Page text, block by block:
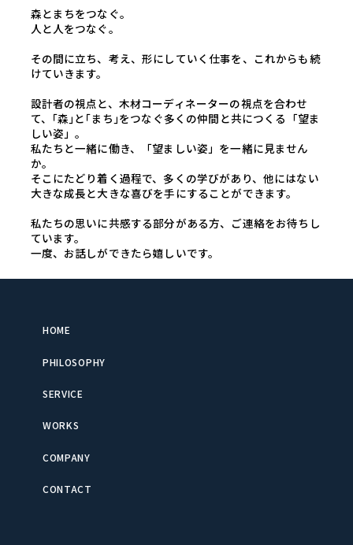
森とまちをつなぐ。
人と人をつなぐ。
その間に立ち、考え、形にしていく仕事を、これからも続
けていきます。
設計者の視点と、木材コーディネーターの視点を合わせ
て、｢森｣と｢まち｣をつなぐ多くの仲間と共につくる「望ま
しい姿」。
私たちと一緒に働き、「望ましい姿」を一緒に見ません
か。
そこにたどり着く過程で、多くの学びがあり、他にはない
大きな成長と大きな喜びを手にすることができます。
私たちの思いに共感する部分がある方、ご連絡をお待ちし
ています。
一度、お話しができたら嬉しいです。
HOME
PHILOSOPHY
SERVICE
WORKS
COMPANY
CONTACT